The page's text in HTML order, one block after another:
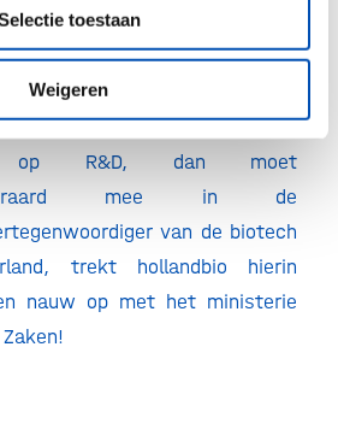
toestaan
Weigeren
concurrentievermogen, ligt
genoeg informatie op
pakken en werk te maken
En als Nederland écht
R&D, dan moet
mee in de
van de biotech
trekt hollandbio hierin
nauw op met het ministerie